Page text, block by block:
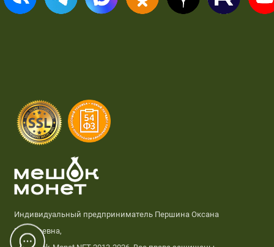
Индивидуальный предприниматель Першина Оксана
Николаевна,